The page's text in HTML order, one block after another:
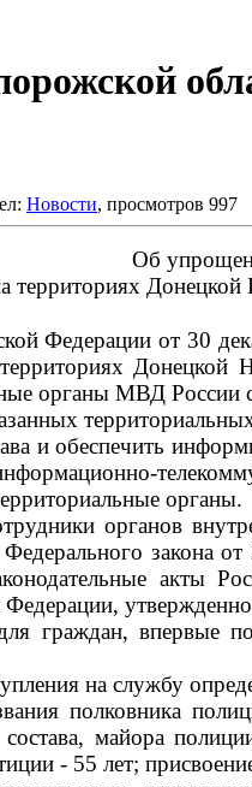
Новости, просмотров 997
Об
территориях
Федерации от 30
Донецкой
органы МВД России
и обеспечить
органы.
органов
Федерального
акты
Федерации,
граждан, впервые
на службу
полковника
состава, майора
- 55 лет;